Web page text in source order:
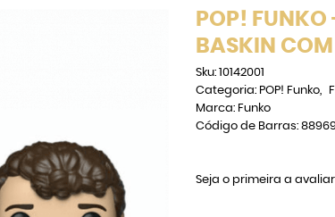
POP! FUNKO
BASKIN
Sku: 10142001
Categoria: POP! Funko
Marca: Funko
Código de Barras:
Seja o primeira a